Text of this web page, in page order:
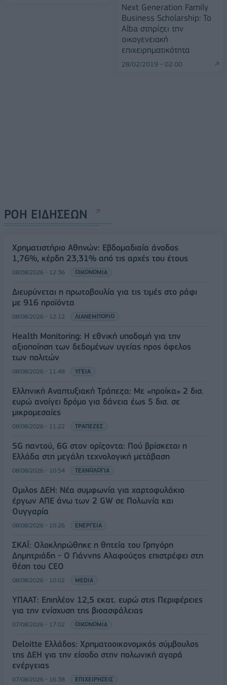
Next Generation Family
Business Scholarship: Το
Alba στηρίζει την
οικογενειακή
επιχειρηματικότητα
28/02/2019 - 02:00
ΡΟΗ ΕΙΔΗΣΕΩΝ
Χρηματιστήριο Αθηνών: Εβδομαδιαία άνοδος
1,76%, κέρδη 23,31% από τις αρχές του έτους
08/08/2026 - 12:36 ΟΙΚΟΝΟΜΙΑ
Διευρύνεται η πρωτοβουλία για τις τιμές στο ράφι
με 916 προϊόντα
08/08/2026 - 12:12 ΛΙΑΝΕΜΠΟΡΙΟ
Health Monitoring: Η εθνική υποδομή για την
αξιοποίηση των δεδομένων υγείας προς όφελος
των πολιτών
08/08/2026 - 11:48 ΥΓΕΙΑ
Ελληνική Αναπτυξιακή Τράπεζα: Με «προίκα» 2 δισ.
ευρώ ανοίγει δρόμο για δάνεια έως 5 δισ. σε
μικρομεσαίες
08/08/2026 - 11:22 ΤΡΑΠΕΖΕΣ
5G παντού, 6G στον ορίζοντα: Πού βρίσκεται η
Ελλάδα στη μεγάλη τεχνολογική μετάβαση
08/08/2026 - 10:54 ΤΕΧΝΟΛΟΓΙΑ
Όμιλος ΔΕΗ: Νέα συμφωνία για χαρτοφυλάκιο
έργων ΑΠΕ άνω των 2 GW σε Πολωνία και
Ουγγαρία
08/08/2026 - 10:26 ΕΝΕΡΓΕΙΑ
ΣΚΑΪ: Ολοκληρώθηκε η θητεία του Γρηγόρη
Δημητριάδη - Ο Γιάννης Αλαφούζος επιστρέφει στη
θέση του CEO
08/08/2026 - 10:02 MEDIA
ΥΠΑΑΤ: Επιπλέον 12,5 εκατ. ευρώ στις Περιφέρειες
για την ενίσχυση της βιοασφάλειας
07/08/2026 - 17:02 ΟΙΚΟΝΟΜΙΑ
Deloitte Ελλάδος: Χρηματοοικονομικός σύμβουλος
της ΔΕΗ για την είσοδο στην πολωνική αγορά
ενέργειας
07/08/2026 - 16:38 ΕΠΙΧΕΙΡΗΣΕΙΣ